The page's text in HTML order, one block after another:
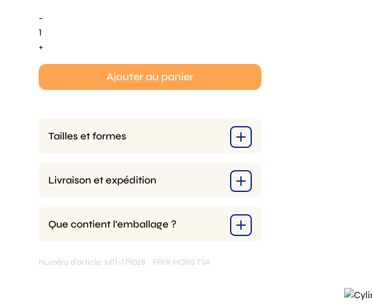
-
quantité
de
-
cm
+
Ajouter au panier
Tailles et formes
Livraison et expédition
Que contient l'emballage ?
Numéro d'article: M11-179028 PRIX HORS TVA